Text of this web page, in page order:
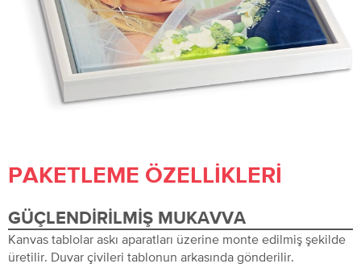
PAKETLEME ÖZELLIKLERI
GÜÇLENDIRILMIŞ MUKAVVA
Kanvas tablolar askı aparatları üzerine monte edilmiş şekilde
üretilir. Duvar çivileri tablonun arkasında gönderilir.